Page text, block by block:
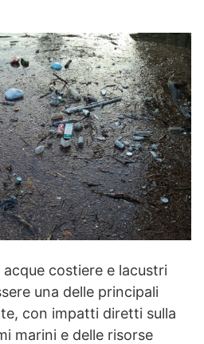
acque costiere e lacustri
una delle principali
con impatti diretti sulla
marini e delle risorse